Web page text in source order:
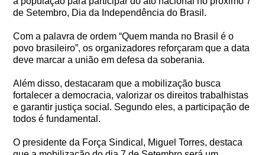
de Setembro, Dia da Independência do Brasil.
Com a palavra de ordem “Quem manda no Brasil é o
povo brasileiro”, os organizadores reforçaram que a data
deve marcar a união em defesa da soberania.
Além disso, destacaram que a mobilização busca
fortalecer a democracia, valorizar os direitos trabalhistas
e garantir justiça social. Segundo eles, a participação de
todos é fundamental.
O presidente da Força Sindical, Miguel Torres, destaca